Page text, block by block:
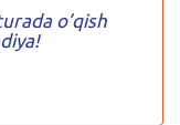
o’qish